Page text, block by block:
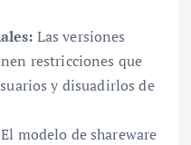
Las versiones
restricciones que
y disuadirlos de
El modelo de shareware